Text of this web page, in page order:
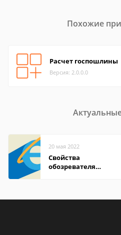
Похожие
Расчет госпошлины
Версия: 2.0.0.0
20 мая 2022
Свойства
обозревателя